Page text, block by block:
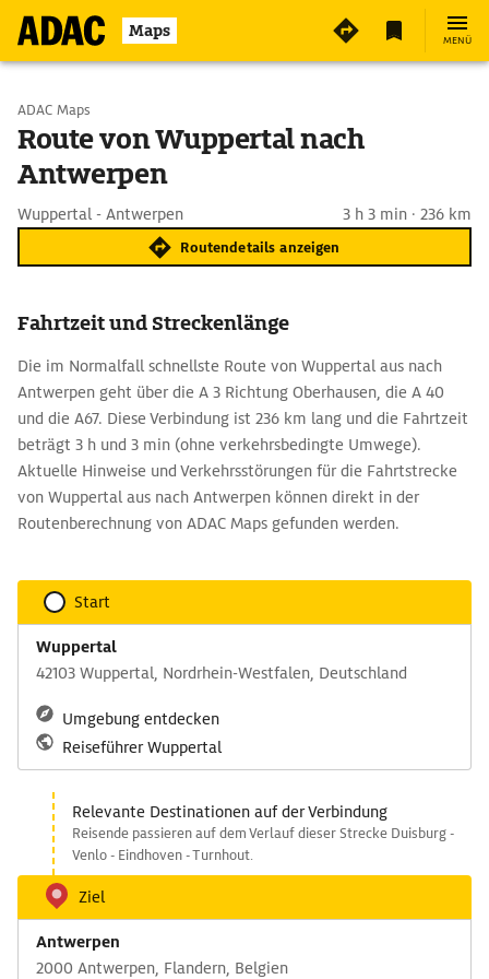
Maps MENÜ
Start wählen
Ziel eingeben
ADAC Maps
Route von Wuppertal nach
Antwerpen
Wuppertal - Antwerpen 3 h 3 min · 236 km
Routendetails anzeigen
Fahrtzeit und Streckenlänge
Die im Normalfall schnellste Route von Wuppertal aus nach
Antwerpen geht über die A 3 Richtung Oberhausen, die A 40
und die A67. Diese Verbindung ist 236 km lang und die Fahrtzeit
beträgt 3 h und 3 min (ohne verkehrsbedingte Umwege).
Aktuelle Hinweise und Verkehrsstörungen für die Fahrtstrecke
von Wuppertal aus nach Antwerpen können direkt in der
Routenberechnung von ADAC Maps gefunden werden.
Start
Wuppertal
42103 Wuppertal, Nordrhein-Westfalen, Deutschland
Umgebung entdecken
Reiseführer Wuppertal
Relevante Destinationen auf der Verbindung
Reisende passieren auf dem Verlauf dieser Strecke Duisburg -
Venlo - Eindhoven - Turnhout.
Ziel
Antwerpen
2000 Antwerpen, Flandern, Belgien